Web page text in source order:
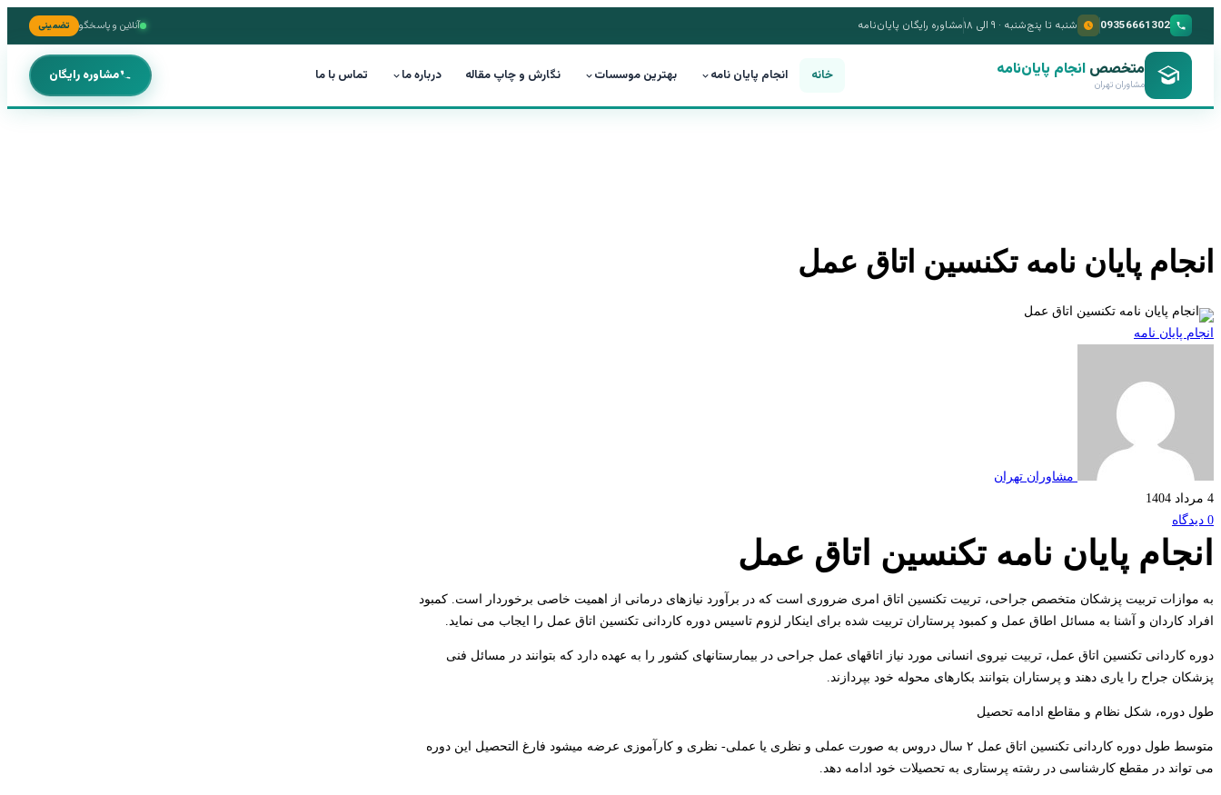
09356661302 شنبه تا پنج‌شنبه · ۹ الی ۱۸ مشاوره رایگان پایان‌نامه آنلاین و پاسخگو تضمینی
متخصص انجام پایان‌نامه
مشاوران تهران خانه انجام پایان نامه بهترین موسسات نگارش و چاپ مقاله درباره ما تماس با ما مشاوره رایگان
انجام پایان نامه تکنسین اتاق عمل
انجام پایان نامه
مشاوران تهران
4 مرداد 1404
0 دیدگاه
انجام پایان نامه تکنسین اتاق عمل
به موازات تربیت پزشکان متخصص جراحی، تربیت تکنسین اتاق امری ضروری است که در برآورد نیازهای درمانی از اهمیت خاصی برخوردار است. کمبود
افراد کاردان و آشنا به مسائل اطاق عمل و کمبود پرستاران تربیت شده برای اینکار لزوم تاسیس دوره کاردانی تکنسین اتاق عمل را ایجاب می نماید.
دوره کاردانی تکنسین اتاق عمل، تربیت نیروی انسانی مورد نیاز اتاقهای عمل جراحی در بیمارستانهای کشور را به عهده دارد که بتوانند در مسائل فنی
پزشکان جراح را یاری دهند و پرستاران بتوانند بکارهای محوله خود بپردازند.
طول دوره، شكل نظام و مقاطع ادامه تحصيل
متوسط طول دوره کاردانی تکنسین اتاق عمل ۲ سال دروس به صورت عملی و نظری یا عملی- نظری و کارآموزی عرضه میشود فارغ التحصیل این دوره
می تواند در مقطع کارشناسی در رشته پرستاری به تحصیلات خود ادامه دهد.